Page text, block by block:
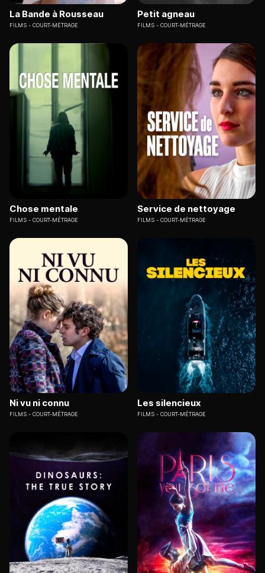
La Bande à Rousseau
FILMS COURT-MÉTRAGE
Petit agneau
FILMS COURT-MÉTRAGE
Chose mentale
FILMS COURT-MÉTRAGE
Service de nettoyage
FILMS COURT-MÉTRAGE
Ni vu ni connu
FILMS COURT-MÉTRAGE
Les silencieux
FILMS COURT-MÉTRAGE